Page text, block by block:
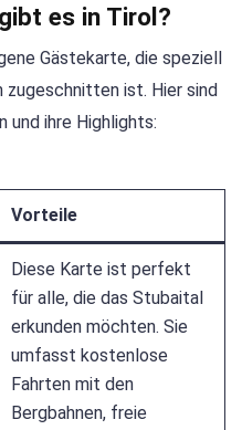
es in Tirol?
Gästekarte, die speziell
zugeschnitten ist. Hier sind
und ihre Highlights:
Vorteile
Diese Karte ist perfekt
für alle, die das Stubaital
erkunden möchten. Sie
umfasst kostenlose
Fahrten mit den
Bergbahnen, freie